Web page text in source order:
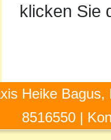
klicken Sie
Heike
8516550 |